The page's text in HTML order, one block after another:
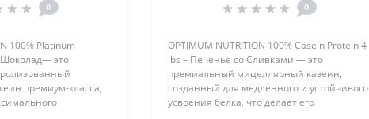
0
100% Platinum
Шоколад— это
премиум-класса,
0
OPTIMUM NUTRITION 100% Casein Protein 4
lbs – Печенье со Сливками — это
премиальный мицеллярный казеин,
созданный для медленного и устойчивого
усвоения белка, что делает его